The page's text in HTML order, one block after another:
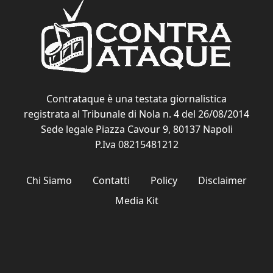
Contrataque è una testata giornalistica
registrata al Tribunale di Nola n. 4 del 26/08/2014
Sede legale Piazza Cavour 9, 80137 Napoli
P.Iva 08215481212
Chi Siamo Contatti Policy
Disclaimer
Media Kit